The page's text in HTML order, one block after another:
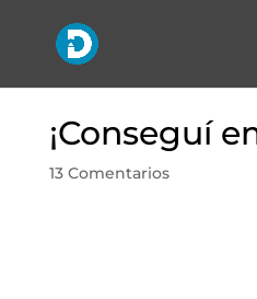
¡Conseguí
13 Comentarios